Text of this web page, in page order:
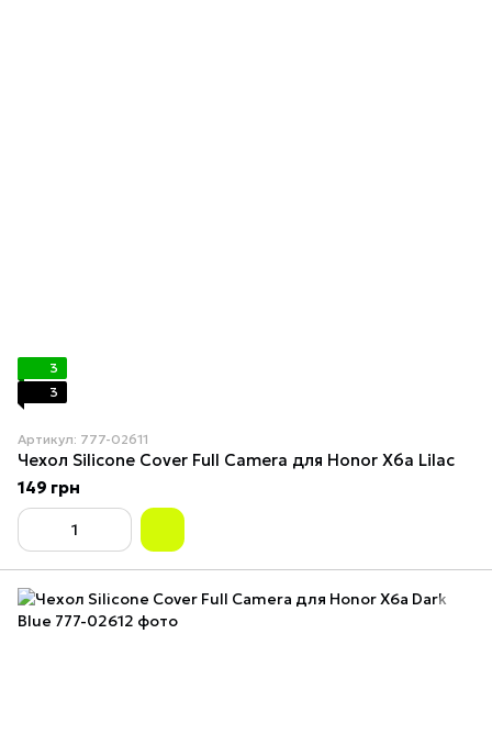
3
3
Артикул: 777-02611
Чехол Silicone Cover Full Camera для Honor X6a Lilac
149 грн